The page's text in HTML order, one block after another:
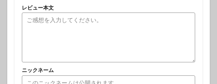
レビュー本文
ニックネーム